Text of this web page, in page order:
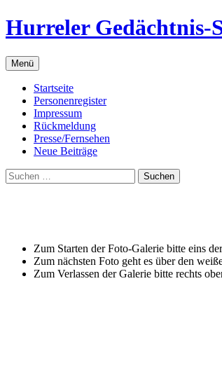
Zum
Inhalt
Hurreler Gedächtnis-
Menü
Startseite
Personenregister
Impressum
Rückmeldung
Presse/Fernsehen
Neue Beiträge
Suchen
nach:
Zum Starten der Foto-Galerie bitte eins
Zum nächsten Foto geht es über den
Zum Verlassen der Galerie bitte rechts